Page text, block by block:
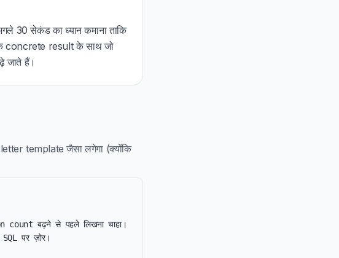
30 सेकंड का ध्यान कमाना ताकि
concrete result के साथ जो
जाते हैं।
template जैसा लगेगा (क्योंकि
बढ़ने से पहले लिखना चाहा।
पर ज़ोर।